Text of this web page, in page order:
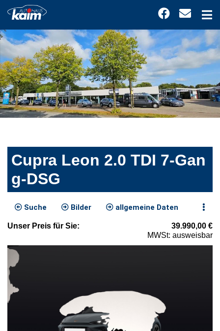
Cupra Leon 2.0 TDI 7-Gan
g-DSG
Suche Bilder allgemeine Daten
Unser Preis für Sie: 39.990,00 €
MWSt: ausweisbar